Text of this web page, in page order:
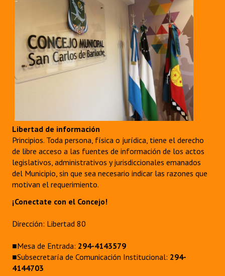
Libertad de información
Principios. Toda persona, física o jurídica, tiene el derecho
de libre acceso a las fuentes de información de los actos
legislativos, administrativos y jurisdiccionales emanados
del Municipio, sin que sea necesario indicar las razones que
motivan el requerimiento.
¡Conectate con el Concejo!
Dirección: Libertad 80
■Mesa de Entrada: 294-4143579
■Subsecretaría de Comunicación Institucional: 294-
4144703